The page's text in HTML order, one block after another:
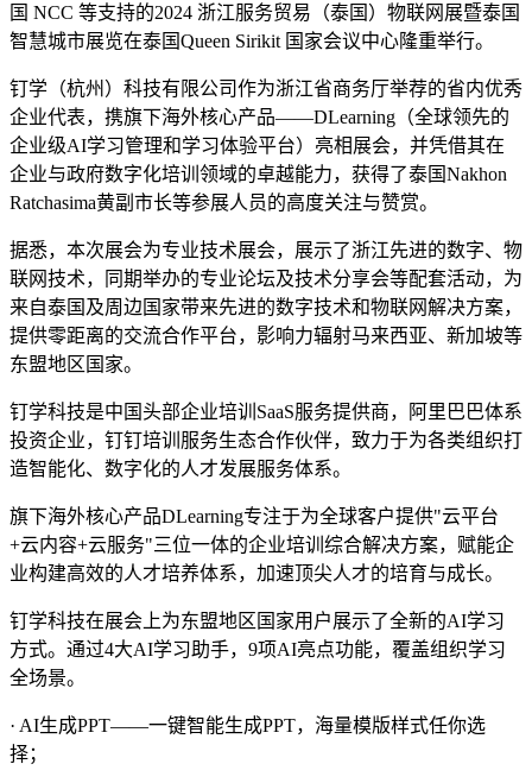
国 NCC 等支持的2024 浙江服务贸易（泰国）物联网展暨泰国
智慧城市展览在泰国Queen Sirikit 国家会议中心隆重举行。
钉学（杭州）科技有限公司作为浙江省商务厅举荐的省内优秀
企业代表，携旗下海外核心产品——DLearning（全球领先的
企业级AI学习管理和学习体验平台）亮相展会，并凭借其在
企业与政府数字化培训领域的卓越能力，获得了泰国Nakhon
Ratchasima黄副市长等参展人员的高度关注与赞赏。
据悉，本次展会为专业技术展会，展示了浙江先进的数字、物
联网技术，同期举办的专业论坛及技术分享会等配套活动，为
来自泰国及周边国家带来先进的数字技术和物联网解决方案，
提供零距离的交流合作平台，影响力辐射马来西亚、新加坡等
东盟地区国家。
钉学科技是中国头部企业培训SaaS服务提供商，阿里巴巴体系
投资企业，钉钉培训服务生态合作伙伴，致力于为各类组织打
造智能化、数字化的人才发展服务体系。
旗下海外核心产品DLearning专注于为全球客户提供"云平台
+云内容+云服务"三位一体的企业培训综合解决方案，赋能企
业构建高效的人才培养体系，加速顶尖人才的培育与成长。
钉学科技在展会上为东盟地区国家用户展示了全新的AI学习
方式。通过4大AI学习助手，9项AI亮点功能，覆盖组织学习
全场景。
· AI生成PPT——一键智能生成PPT，海量模版样式任你选
择；